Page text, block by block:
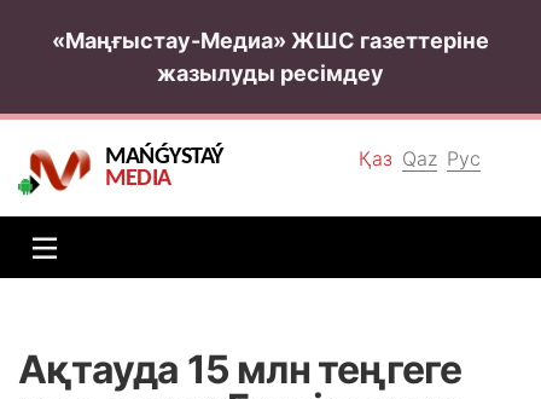
«Маңғыстау-Медиа» ЖШС газеттеріне
жазылуды ресімдеу
Қаз Qaz Рус
MAŃǴYSTAÝ
MEDIA
Ақтауда 15 млн теңгеге